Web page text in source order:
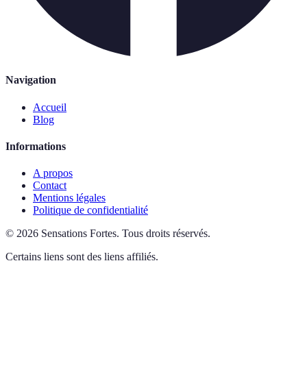
Navigation
Accueil
Blog
Informations
A propos
Contact
Mentions légales
Politique de confidentialité
© 2026 Sensations Fortes. Tous droits réservés.
Certains liens sont des liens affiliés.